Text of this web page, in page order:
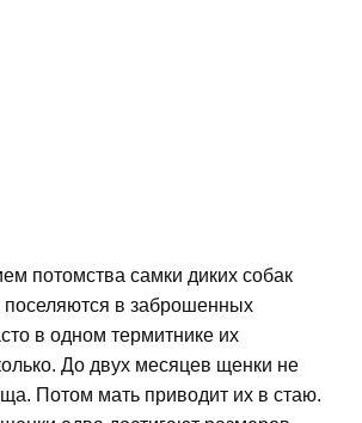
потомства самки диких собак
поселяются в заброшенных
в одном термитнике их
До двух месяцев щенки не
Потом мать приводит их в стаю.